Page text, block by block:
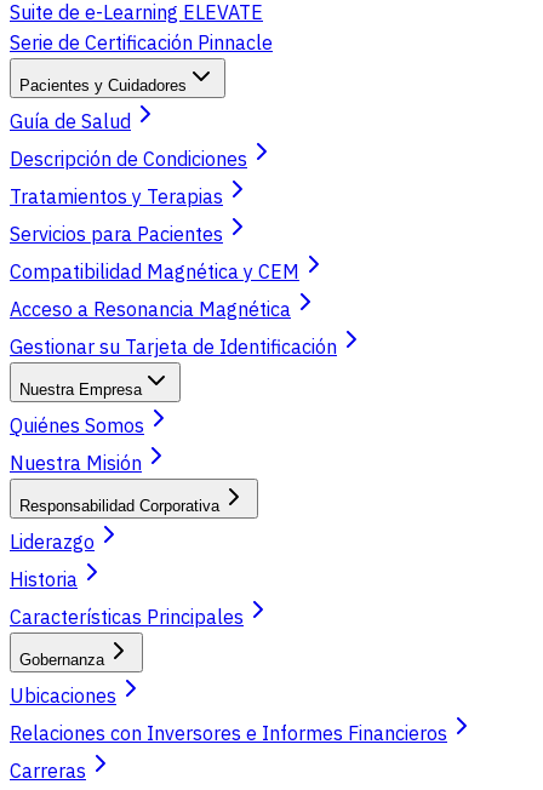
Suite de e-Learning ELEVATE
Serie de Certificación Pinnacle
Pacientes y Cuidadores
Guía de Salud
Descripción de Condiciones
Tratamientos y Terapias
Servicios para Pacientes
Compatibilidad Magnética y CEM
Acceso a Resonancia Magnética
Gestionar su Tarjeta de Identificación
Nuestra Empresa
Quiénes Somos
Nuestra Misión
Responsabilidad Corporativa
Liderazgo
Historia
Características Principales
Gobernanza
Ubicaciones
Relaciones con Inversores e Informes Financieros
Carreras